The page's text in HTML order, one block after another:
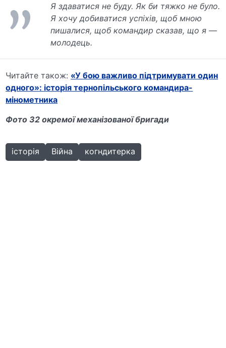
Я здаватися не буду. Як би тяжко не було.
Я хочу добиватися успіхів, щоб мною
пишалися, щоб командир сказав, що я —
молодець.
Читайте також: «У бою важливо підтримувати один
одного»: історія тернопільського командира-
мінометника
Фото 32 окремої механізованої бригади
історія Війна когндитерка